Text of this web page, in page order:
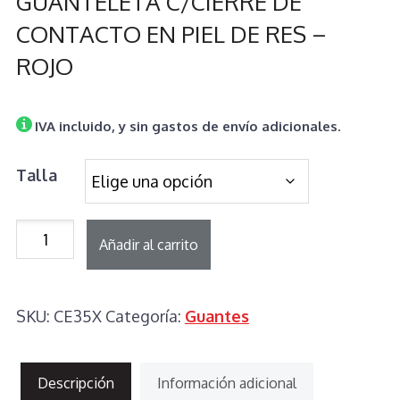
CONTACTO EN PIEL DE RES –
ROJO
IVA incluido, y sin gastos de envío adicionales.
Talla
GUANTELETA
C/CIERRE
CONTACTO
PIEL
Añadir al carrito
SKU: CE35X Categoría: Guantes
Descripción Información adicional